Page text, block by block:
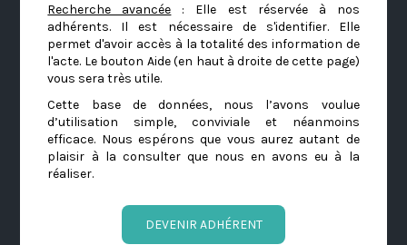
Recherche avancée : Elle est réservée à nos
adhérents. Il est nécessaire de s'identifier. Elle
permet d'avoir accès à la totalité des information de
l'acte. Le bouton Aide (en haut à droite de cette page)
vous sera très utile.
Cette base de données, nous l’avons voulue
d’utilisation simple, conviviale et néanmoins
efficace. Nous espérons que vous aurez autant de
plaisir à la consulter que nous en avons eu à la
réaliser.
DEVENIR ADHÉRENT